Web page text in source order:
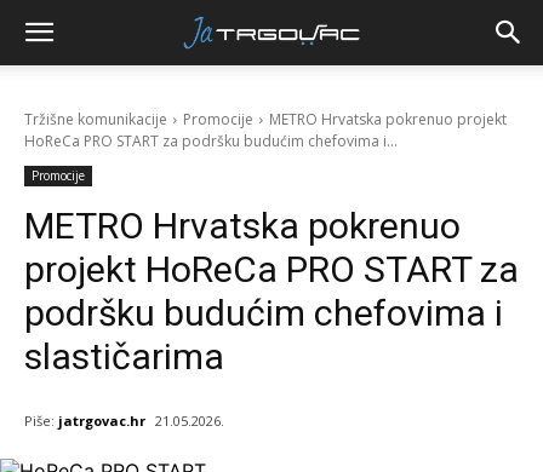
Tržišne komunikacije Promocije
METRO Hrvatska pokrenuo projekt
HoReCa PRO START za podršku budućim chefovima i...
Promocije
METRO Hrvatska pokrenuo
projekt HoReCa PRO START za
podršku budućim chefovima i
slastičarima
Piše: jatrgovac.hr 21.05.2026.